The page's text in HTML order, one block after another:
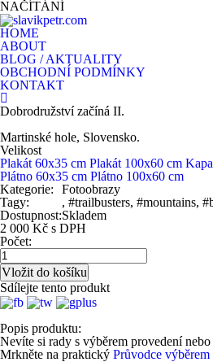
NAČÍTÁNÍ
HOME
ABOUT
BLOG / AKTUALITY
OBCHODNÍ PODMÍNKY
KONTAKT
Dobrodružství začíná II.
Martinské hole, Slovensko.
Velikost
Plakát 60x35 cm Plakát 100x60 cm
Plátno 60x35 cm Plátno 100x60 cm
Kategorie:
Fotoobrazy
Tagy:
, #trailbusters, #mountains,
Dostupnost:Skladem
2 000 Kč s DPH
Počet:
Sdílejte tento produkt
Popis produktu:
Nevíte si rady s výběrem provedení
Mrkněte na praktický Průvodce výběrem